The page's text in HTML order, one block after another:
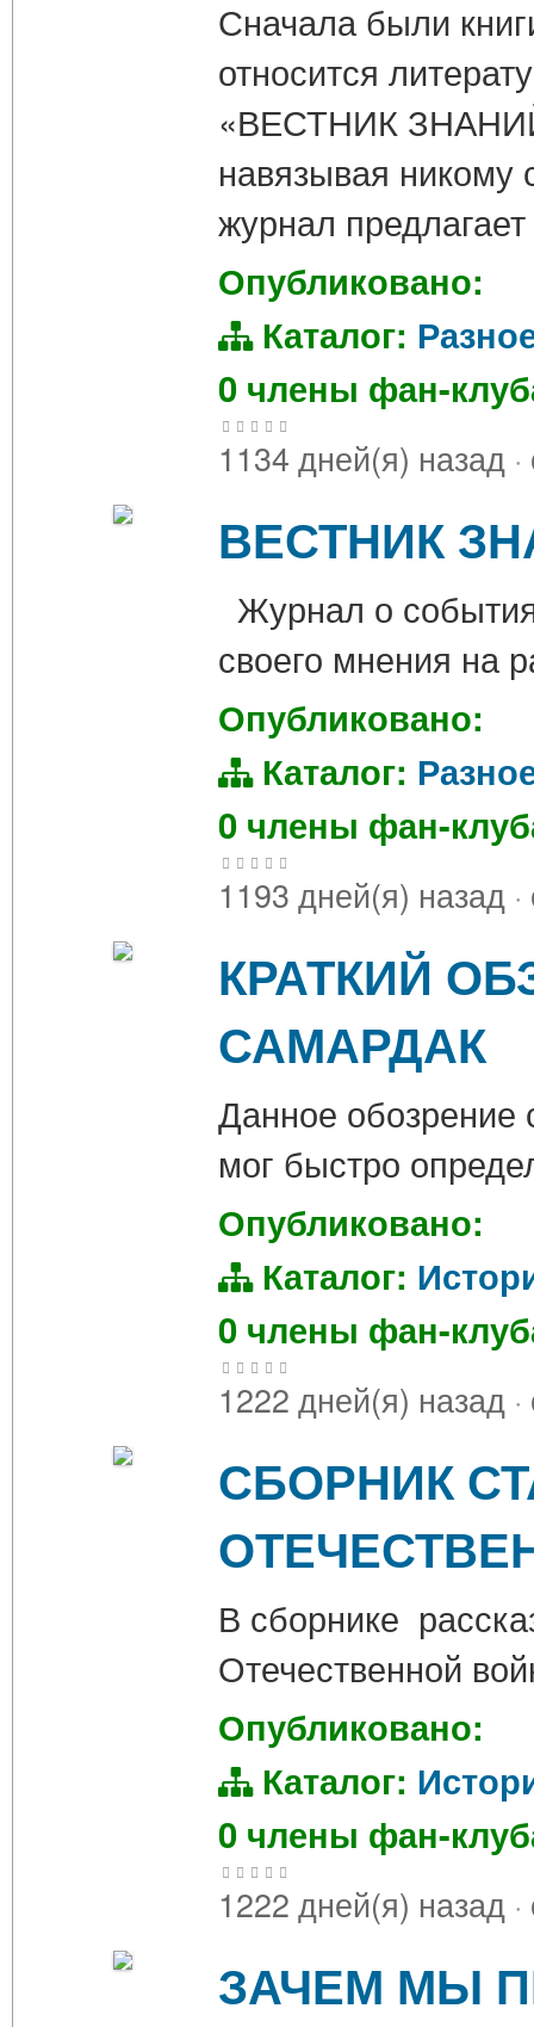
Сначала были
относится
«ВЕСТНИК
навязывая никому
журнал
Опубликовано:
Каталог:
0 члены фан-
1134 дней(я) назад ·
ВЕСТНИК
Журнал о
своего мнения на
Опубликовано:
Каталог:
0 члены фан-
1193 дней(я) назад ·
КРАТКИЙ
САМАРДАК
Данное обозрение
мог быстро
Опубликовано:
Каталог:
0 члены фан-
1222 дней(я) назад ·
СБОРНИК
В сборнике
Отечественной
Опубликовано:
Каталог:
0 члены фан-
1222 дней(я) назад ·
ЗАЧЕМ МЫ